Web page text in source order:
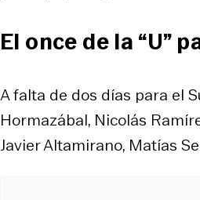
El once de la “U”
A falta de dos días para el
Hormazábal, Nicolás
Javier Altamirano, Matías